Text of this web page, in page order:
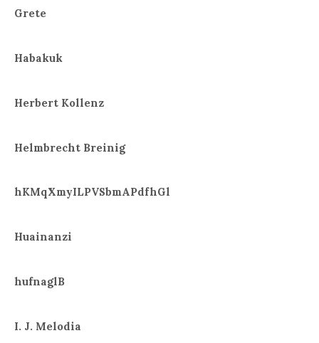
Grete
Habakuk
Herbert Kollenz
Helmbrecht Breinig
hKMqXmyILPVSbmAPdfhGl
Huainanzi
hufnaglB
I. J. Melodia